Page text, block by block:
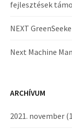
fejlesztések
NEXT
Next Machine
ARCHÍVUM
2021. november